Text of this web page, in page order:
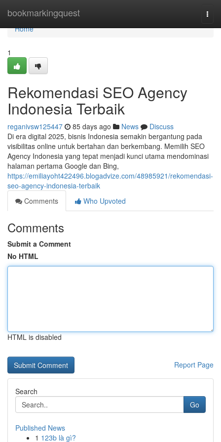
bookmarkingquest
Home
Home
1
Rekomendasi SEO Agency
Indonesia Terbaik
reganivsw125447 85 days ago News
Discuss
Di era digital 2025, bisnis Indonesia semakin bergantung pada
visibilitas online untuk bertahan dan berkembang. Memilih SEO
Agency Indonesia yang tepat menjadi kunci utama mendominasi
halaman pertama Google dan Bing,
https://emiliayoht422496.blogadvize.com/48985921/rekomendasi-
seo-agency-indonesia-terbaik
Comments
Who Upvoted
Comments
Submit a Comment
No HTML
HTML is disabled
Report Page
Search
Go
Published News
1 123b là gì?